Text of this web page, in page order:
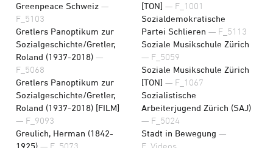
Greenpeace Schweiz —
F_5103
Gretlers Panoptikum zur
Sozialgeschichte/Gretler,
Roland (1937-2018) —
F_5068
Gretlers Panoptikum zur
Sozialgeschichte/Gretler,
Roland (1937-2018) [FILM]
— F_9093
Greulich, Herman (1842-
[TON] — F_1001
Sozialdemokratische
Partei Schlieren — F_5113
Soziale Musikschule Zürich
— F_5059
Soziale Musikschule Zürich
[TON] — F_1067
Sozialistische
Arbeiterjugend Zürich (SAJ)
— F_5024
Stadt in Bewegung —